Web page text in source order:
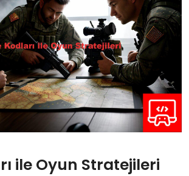
ile Oyun Stratejileri